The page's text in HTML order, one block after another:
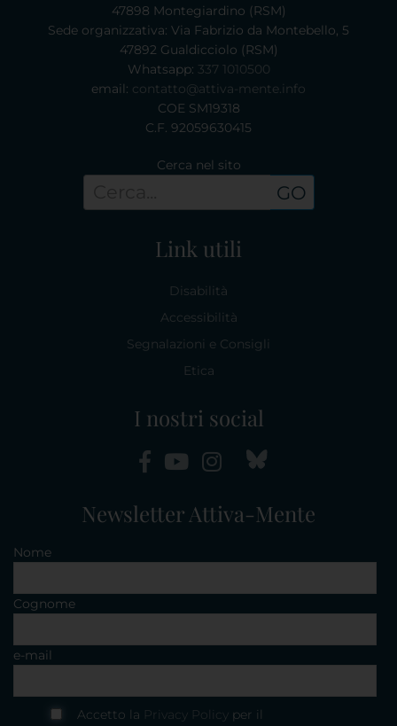
47898 Montegiardino (RSM)
Sede organizzativa: Via Fabrizio da Montebello, 5
47892 Gualdicciolo (RSM)
Whatsapp: 337 1010500
email: contatto@attiva-mente.info
COE SM19318
C.F. 92059630415
Cerca nel sito
GO
Link utili
Disabilità
Accessibilità
Segnalazioni e Consigli
Etica
I nostri social
Newsletter Attiva-Mente
Nome
Cognome
e-mail
Accetto la Privacy Policy per il